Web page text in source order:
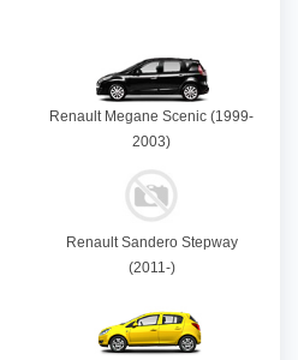
Renault Megane Scenic (1999-
2003)
Renault Sandero Stepway
(2011-)